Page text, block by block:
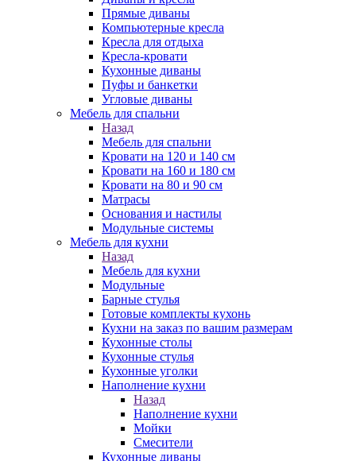
Прямые диваны
Компьютерные кресла
Кресла для отдыха
Кресла-кровати
Кухонные диваны
Пуфы и банкетки
Угловые диваны
Мебель для спальни
Назад
Мебель для спальни
Кровати на 120 и 140 см
Кровати на 160 и 180 см
Кровати на 80 и 90 см
Матрасы
Основания и настилы
Модульные системы
Мебель для кухни
Назад
Мебель для кухни
Модульные
Барные стулья
Готовые комплекты кухонь
Кухни на заказ по вашим размерам
Кухонные столы
Кухонные стулья
Кухонные уголки
Наполнение кухни
Назад
Наполнение кухни
Мойки
Смесители
Кухонные диваны